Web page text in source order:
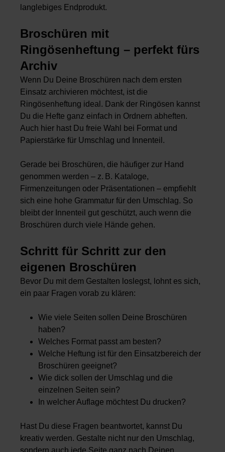
langlebiges Endprodukt.
Broschüren mit
Ringösenheftung – perfekt fürs
Archiv
Wenn Du Deine Broschüren nach dem ersten
Einsatz archivieren möchtest, ist die
Ringösenheftung ideal. Dank der Ringösen kannst
Du die Hefte ganz einfach in Ordnern abheften.
Auch hier hast Du freie Wahl bei Format und
Papierstärke für Umschlag und Innenteil.
Gerade bei Broschüren, die häufiger zur Hand
genommen werden – z. B. Kataloge,
Firmenzeitungen oder Präsentationen – empfiehlt
sich eine hohe Grammatur für den Umschlag. So
bleibt der Innenteil gut geschützt, auch wenn die
Broschüren durch viele Hände gehen.
Schritt für Schritt zur den
eigenen Broschüren
Bevor Du mit dem Gestalten loslegst, lohnt es sich,
ein paar Fragen vorab zu klären:
Wie viele Seiten sollen Deine Broschüren
haben?
Welches Format passt am besten?
Welche Heftung ist für den Einsatzbereich der
Broschüren geeignet?
Wie dick sollen der Umschlag und die
einzelnen Seiten sein?
In welcher Auflage möchtest Du drucken?
Hast Du diese Fragen beantwortet, kannst Du
kreativ werden. Gestalte nicht nur den Umschlag,
sondern auch jede Seite ganz nach Deinen